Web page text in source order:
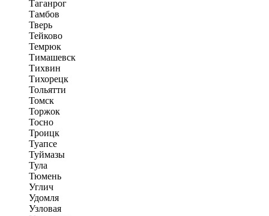
Таганрог
Тамбов
Тверь
Тейково
Темрюк
Тимашевск
Тихвин
Тихорецк
Тольятти
Томск
Торжок
Тосно
Троицк
Туапсе
Туймазы
Тула
Тюмень
Углич
Удомля
Узловая